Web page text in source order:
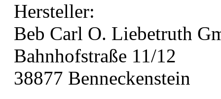
Hersteller:
Beb Carl O. Liebetruth
Bahnhofstraße 11/12
38877 Benneckenstein